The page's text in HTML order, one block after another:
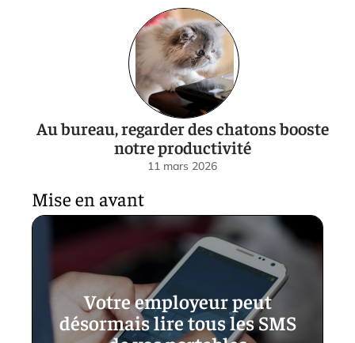
Au bureau, regarder des chatons booste
notre productivité
11 mars 2026
Mise en avant
Votre employeur peut
désormais lire tous les SMS